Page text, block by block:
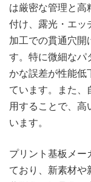
は厳密な管理と高
付け、露光・エッ
加工での貫通穴開
す。特に微細なパ
かな誤差が性能低
ています。また、
用することで、高
います。
プリント基板メー
ており、新素材や